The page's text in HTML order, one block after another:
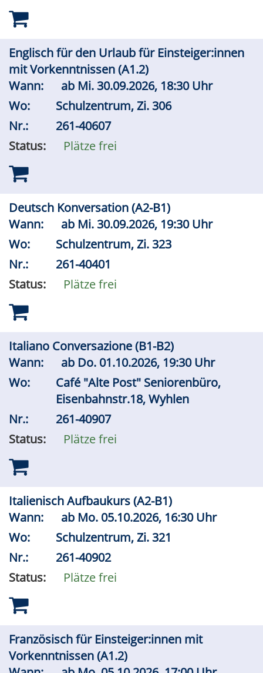
Englisch für den Urlaub für Einsteiger:innen
mit Vorkenntnissen (A1.2)
Wann:
ab Mi. 30.09.2026, 18:30 Uhr
Wo:
Schulzentrum, Zi. 306
Nr.:
261-40607
Status:
Plätze frei
Deutsch Konversation (A2-B1)
Wann:
ab Mi. 30.09.2026, 19:30 Uhr
Wo:
Schulzentrum, Zi. 323
Nr.:
261-40401
Status:
Plätze frei
Italiano Conversazione (B1-B2)
Wann:
ab Do. 01.10.2026, 19:30 Uhr
Wo:
Café "Alte Post" Seniorenbüro,
Eisenbahnstr.18, Wyhlen
Nr.:
261-40907
Status:
Plätze frei
Italienisch Aufbaukurs (A2-B1)
Wann:
ab Mo. 05.10.2026, 16:30 Uhr
Wo:
Schulzentrum, Zi. 321
Nr.:
261-40902
Status:
Plätze frei
Französisch für Einsteiger:innen mit
Vorkenntnissen (A1.2)